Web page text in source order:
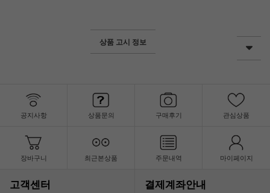
상품 고시 정보
공지사항 상품문의 구매후기 관심상품
장바구니 최근본상품 주문내역 마이페이지
고객센터 결제계좌안내